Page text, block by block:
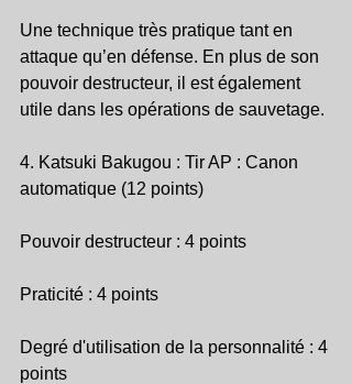
Une technique très pratique tant en
attaque qu’en défense. En plus de son
pouvoir destructeur, il est également
utile dans les opérations de sauvetage.
4. Katsuki Bakugou : Tir AP : Canon
automatique (12 points)
Pouvoir destructeur : 4 points
Praticité : 4 points
Degré d'utilisation de la personnalité : 4
points